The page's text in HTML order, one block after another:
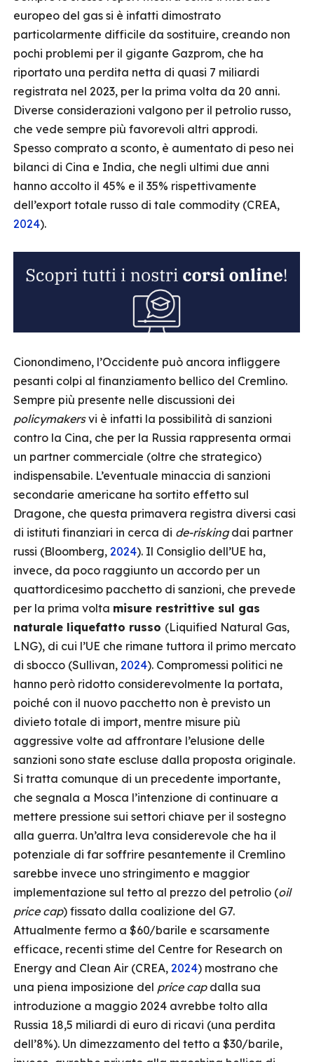
europeo del gas si è infatti dimostrato
particolarmente difficile da sostituire, creando non
pochi problemi per il gigante Gazprom, che ha
riportato una perdita netta di quasi 7 miliardi
registrata nel 2023, per la prima volta da 20 anni.
Diverse considerazioni valgono per il petrolio russo,
che vede sempre più favorevoli altri approdi.
Spesso comprato a sconto, è aumentato di peso nei
bilanci di Cina e India, che negli ultimi due anni
hanno accolto il 45% e il 35% rispettivamente
dell’export totale russo di tale commodity (CREA,
2024).
Cionondimeno, l’Occidente può ancora infliggere
pesanti colpi al finanziamento bellico del Cremlino.
Sempre più presente nelle discussioni dei
policymakersvi è infatti la possibilità di sanzioni
contro la Cina, che per la Russia rappresenta ormai
un partner commerciale (oltre che strategico)
indispensabile. L’eventuale minaccia di sanzioni
secondarie americane ha sortito effetto sul
Dragone, che questa primavera registra diversi casi
di istituti finanziari in cerca di de-riskingdai partner
russi (Bloomberg, 2024). Il Consiglio dell’UE ha,
invece, da poco raggiunto un accordo per un
quattordicesimo pacchetto di sanzioni, che prevede
per la prima volta misure restrittive sul gas
naturale liquefatto russo (Liquified Natural Gas,
LNG), di cui l’UE che rimane tuttora il primo mercato
di sbocco (Sullivan, 2024). Compromessi politici ne
hanno però ridotto considerevolmente la portata,
poiché con il nuovo pacchetto non è previsto un
divieto totale di import, mentre misure più
aggressive volte ad affrontare l’elusione delle
sanzioni sono state escluse dalla proposta originale.
Si tratta comunque di un precedente importante,
che segnala a Mosca l’intenzione di continuare a
mettere pressione sui settori chiave per il sostegno
alla guerra. Un’altra leva considerevole che ha il
potenziale di far soffrire pesantemente il Cremlino
sarebbe invece uno stringimento e maggior
implementazione sul tetto al prezzo del petrolio (oil
price cap) fissato dalla coalizione del G7.
Attualmente fermo a $60/barile e scarsamente
efficace, recenti stime del Centre for Research on
Energy and Clean Air (CREA, 2024) mostrano che
una piena imposizione del price capdalla sua
introduzione a maggio 2024 avrebbe tolto alla
Russia 18,5 miliardi di euro di ricavi (una perdita
dell’8%). Un dimezzamento del tetto a $30/barile,